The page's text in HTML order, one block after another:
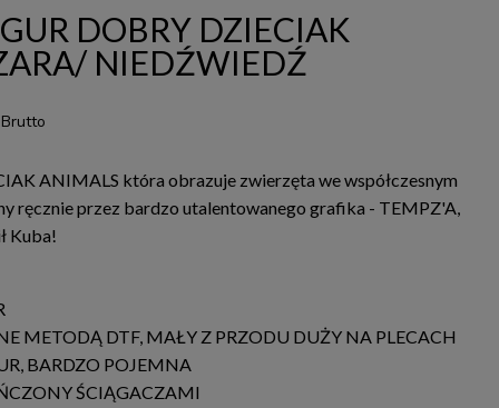
DOBRY DZIECIAK
NIEDŹWIEDŹ
Brutto
ANIMALS która obrazuje zwierzęta we współczesnym
ręcznie przez bardzo utalentowanego grafika - TEMPZ'A,
Kuba!
METODĄ DTF, MAŁY Z PRZODU DUŻY NA PLECACH
BARDZO POJEMNA
ŚCIĄGACZAMI